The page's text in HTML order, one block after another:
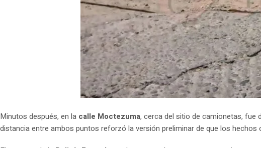
Minutos después, en la calle Moctezuma, cerca del sitio de camionetas, fue
distancia entre ambos puntos reforzó la versión preliminar de que los